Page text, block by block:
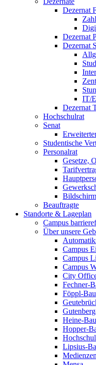
Dezernat
Dezernat
Dezernat
IT/
Dezernat
Hochschulrat
Senat
Studentische
Personalrat
Gesetze,
Beauftragte
Standorte & Lageplan
Campus
Über unsere
Campus
Campus
Campus
City
Fechner-
Föppl-Bau
Heine-Bau
Hopper-
Lipsius-